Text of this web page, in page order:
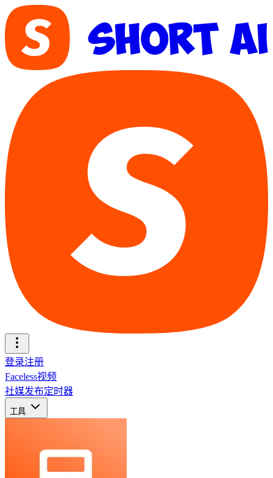
登录注册
Faceless视频
社媒发布定时器
工具